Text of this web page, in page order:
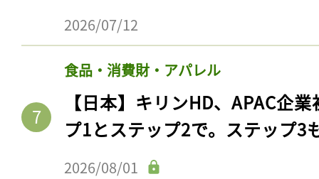
2026/07/12
食品・消費財・アパレル
【日本】キリンHD、APAC企
プ1とステップ2で。ステップ3
2026/08/01